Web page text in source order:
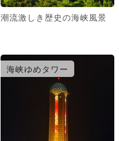
潮流激しき歴史の海峡風景
海峡ゆめタワー